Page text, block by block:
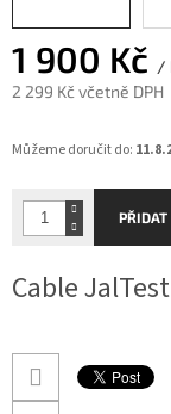
1 900 Kč /
2 299 Kč včetně DPH
cena:
Můžeme doručit do:
PŘIDAT
Cable